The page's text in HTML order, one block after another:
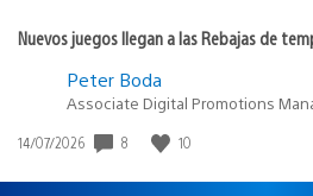
Nuevos juegos llegan a las Rebajas de
Peter Boda
Associate Digital Promotions
Fecha
publicación:
14/07/2026 8 10